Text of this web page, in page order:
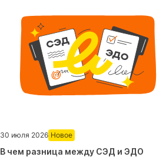
30 июля 2026 Новое
В чем разница между СЭД и ЭДО
Посмотреть запись